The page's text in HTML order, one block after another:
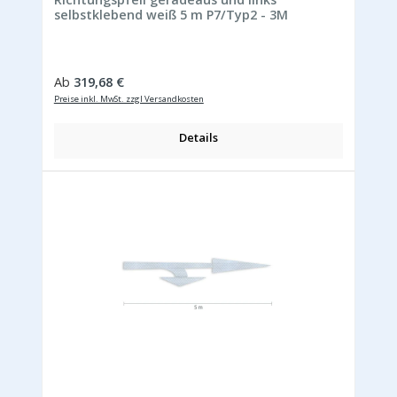
selbstklebend weiß 5 m P7/Typ2 - 3M
Regulärer Preis:
Ab 319,68 €
Preise inkl. MwSt. zzgl Versandkosten
Details